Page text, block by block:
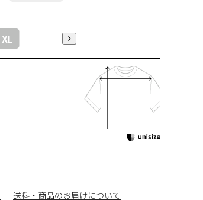
送料・商品のお届けについて
XL